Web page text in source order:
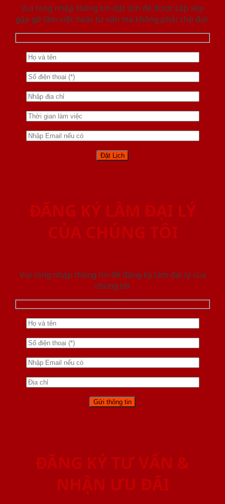
Vui lòng nhập thông tin đặt lịch để được sắp xếp
gặp gỡ làm việc hoăc tư vấn mà không phải chờ đợi.
ĐĂNG KÝ LÀM ĐẠI LÝ
CỦA CHÚNG TÔI
Vui lòng nhập thông tin để đăng ký làm đại lý của
chúng tôi
ĐĂNG KÝ TƯ VẤN &
NHẬN ƯU ĐÃI